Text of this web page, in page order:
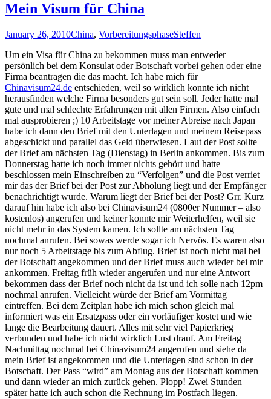
Mein Visum für China
January 26, 2010China, VorbereitungsphaseSteffen
Um ein Visa für China zu bekommen muss man entweder
persönlich bei dem Konsulat oder Botschaft vorbei gehen oder eine
Firma beantragen die das macht. Ich habe mich für
Chinavisum24.de entschieden, weil so wirklich konnte ich nicht
herausfinden welche Firma besonders gut sein soll. Jeder hatte mal
gute und mal schlechte Erfahrungen mit allen Firmen. Also einfach
mal ausprobieren ;) 10 Arbeitstage vor meiner Abreise nach Japan
habe ich dann den Brief mit den Unterlagen und meinem Reisepass
abgeschickt und parallel das Geld überwiesen. Laut der Post sollte
der Brief am nächsten Tag (Dienstag) in Berlin ankommen. Bis zum
Donnerstag hatte ich noch immer nichts gehört und hatte
beschlossen mein Einschreiben zu “Verfolgen” und die Post verriet
mir das der Brief bei der Post zur Abholung liegt und der Empfänger
benachrichtigt wurde. Warum liegt der Brief bei der Post? Grr. Kurz
darauf hin habe ich also bei Chinavisum24 (0800er Nummer – also
kostenlos) angerufen und keiner konnte mir Weiterhelfen, weil sie
nicht mehr in das System kamen. Ich sollte am nächsten Tag
nochmal anrufen. Bei sowas werde sogar ich Nervös. Es waren also
nur noch 5 Arbeitstage bis zum Abflug. Brief ist noch nicht mal bei
der Botschaft angekommen und der Brief muss auch wieder bei mir
ankommen. Freitag früh wieder angerufen und nur eine Antwort
bekommen dass der Brief noch nicht da ist und ich solle nach 12pm
nochmal anrufen. Vielleicht würde der Brief am Vormittag
eintreffen. Bei dem Zeitplan habe ich mich schon gleich mal
informiert was ein Ersatzpass oder ein vorläufiger kostet und wie
lange die Bearbeitung dauert. Alles mit sehr viel Papierkrieg
verbunden und habe ich nicht wirklich Lust drauf. Am Freitag
Nachmittag nochmal bei Chinavisum24 angerufen und siehe da
mein Brief ist angekommen und die Unterlagen sind schon in der
Botschaft. Der Pass “wird” am Montag aus der Botschaft kommen
und dann wieder an mich zurück gehen. Plopp! Zwei Stunden
später hatte ich auch schon die Rechnung im Postfach liegen.